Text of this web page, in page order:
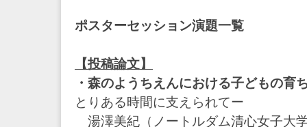
ポスターセッション演題一覧
【投稿論文】
・森のようちえんにおける子どもの育
とりある時間に支えられてー
湯澤美紀（ノートルダム清心女子大